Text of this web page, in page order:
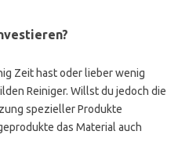
Zeit hast oder lieber wenig
Reiniger. Willst du jedoch die
spezieller Produkte
das Material auch